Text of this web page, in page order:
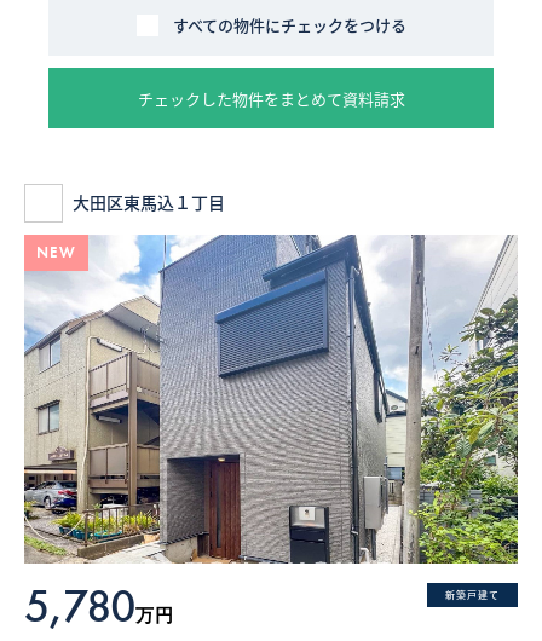
お気に入り物件一覧
サイトマップ
お気に入り物件一覧
What’s MIRAKARE
スペシャルムービーを見る
すべての物件にチェックをつける
チェックした物件をまとめて資料請求
大田区東馬込１丁目
NEW
新築戸建て
5,780万円